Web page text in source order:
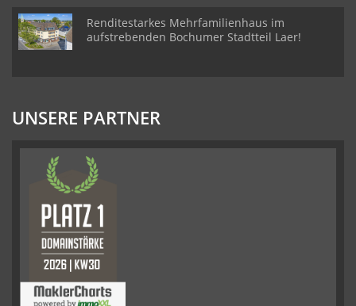
Renditestarkes Mehrfamilienhaus im
aufstrebenden Bochumer Stadtteil Laer!
UNSERE PARTNER